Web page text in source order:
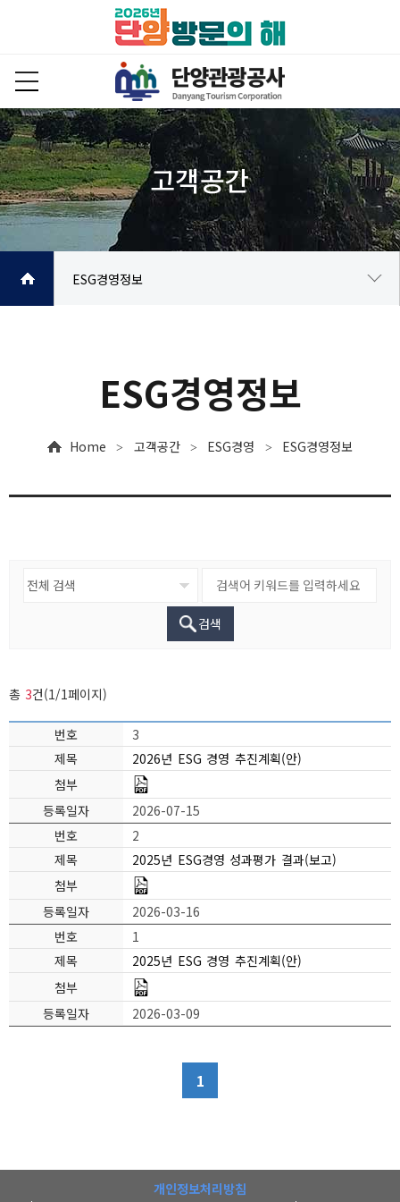
ESG경영정보
ESG경영정보
Home > 고객공간 > ESG경영 > ESG경영정보
검색
총 3건(1/1페이지)
3
2026년 ESG 경영 추진계획(안)
2026-07-15
2
2025년 ESG경영 성과평가 결과(보고)
2026-03-16
1
2025년 ESG 경영 추진계획(안)
2026-03-09
1
개인정보처리방침